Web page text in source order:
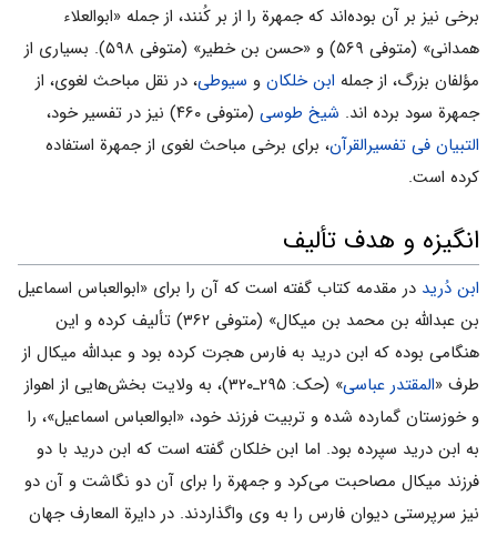
برخی نیز بر آن بوده‌اند که جمهرة را از بر کُنند، از جمله «ابوالعلاء
همدانی» (متوفی ۵۶۹) و «حسن بن خطیر» (متوفی ۵۹۸). بسیاری از
مؤلفان بزرگ، از جمله ابن خلکان و سیوطی، در نقل مباحث لغوی، از
جمهرة سود برده اند. شیخ طوسی (متوفی ۴۶۰) نیز در تفسیر خود،
التبیان فی تفسیرالقرآن، برای برخی مباحث لغوی از جمهرة استفاده
کرده است.
انگیزه و هدف تألیف
ابن دُرید در مقدمه کتاب گفته است که آن را برای «ابوالعباس اسماعیل
بن عبداللّه بن محمد بن میکال» (متوفی ۳۶۲) تألیف کرده و این
هنگامی بوده که ابن درید به فارس هجرت کرده بود و عبداللّه میکال از
طرف «المقتدر عباسی
» (حک: ۲۹۵ـ۳۲۰)، به ولایت بخش‌هایی از اهواز
و خوزستان گمارده شده و تربیت فرزند خود، «ابوالعباس اسماعیل»، را
به ابن درید سپرده بود. اما ابن خلکان گفته است که ابن درید با دو
فرزند میکال مصاحبت می‌کرد و جمهرة را برای آن دو نگاشت و آن دو
نیز سرپرستی دیوان فارس را به وی واگذاردند. در دایرة المعارف جهان